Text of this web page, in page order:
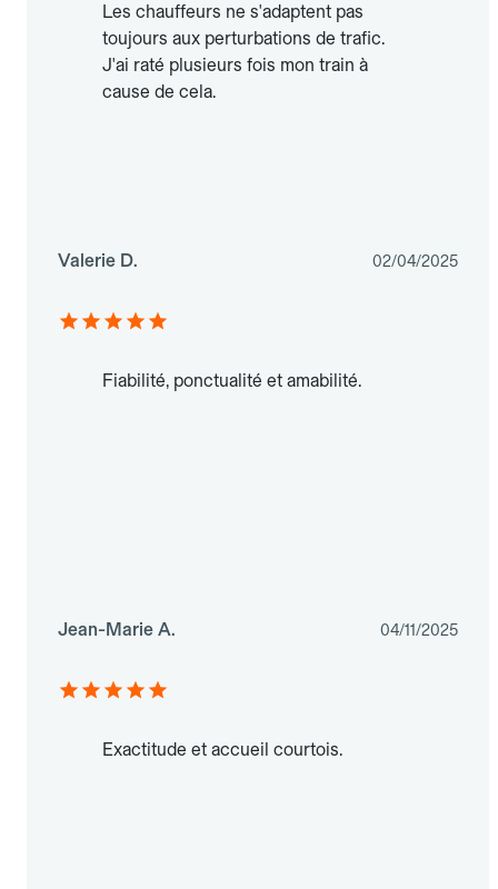
Les chauffeurs ne s'adaptent pas
toujours aux perturbations de trafic.
J'ai raté plusieurs fois mon train à
cause de cela.
Valerie D. 02/04/2025
Fiabilité, ponctualité et amabilité.
Jean-Marie A. 04/11/2025
Exactitude et accueil courtois.